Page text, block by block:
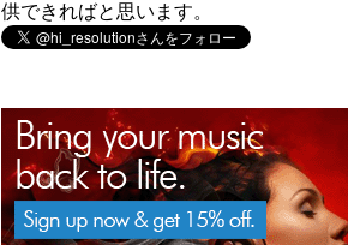
供できればと思います。